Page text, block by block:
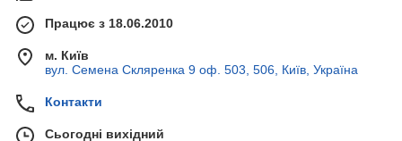
Працює з 18.06.2010
м. Київ
вул. Семена Скляренка 9 оф. 503, 506, Київ, Україна
Контакти
Сьогодні вихідний